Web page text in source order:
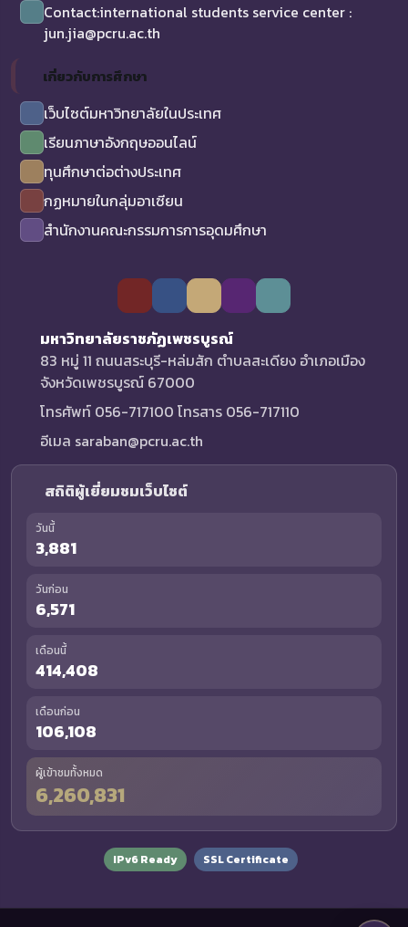
Contact:international students service center :
jun.jia@pcru.ac.th
เกี่ยวกับการศึกษา
เว็บไซต์มหาวิทยาลัยในประเทศ
เรียนภาษาอังกฤษออนไลน์
ทุนศึกษาต่อต่างประเทศ
กฏหมายในกลุ่มอาเซียน
สำนักงานคณะกรรมการการอุดมศึกษา
มหาวิทยาลัยราชภัฏเพชรบูรณ์
83 หมู่ 11 ถนนสระบุรี-หล่มสัก ตำบลสะเดียง อำเภอเมือง
จังหวัดเพชรบูรณ์ 67000
โทรศัพท์ 056-717100 โทรสาร 056-717110
อีเมล saraban@pcru.ac.th
สถิติผู้เยี่ยมชมเว็บไซต์
วันนี้
3,881
วันก่อน
6,571
เดือนนี้
414,408
เดือนก่อน
106,108
ผู้เข้าชมทั้งหมด
6,260,831
IPv6 Ready SSL Certificate